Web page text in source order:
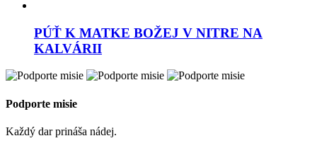
PÚŤ K MATKE BOŽEJ V NITRE NA
KALVÁRII
Podporte misie
Každý dar prináša nádej.